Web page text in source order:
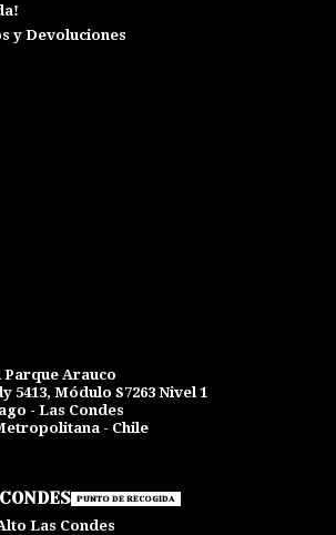
y Devoluciones
Parque Arauco
5413, Módulo S7263 Nivel 1
- Las Condes
- Chile
PUNTO DE RECOGIDA
Las Condes